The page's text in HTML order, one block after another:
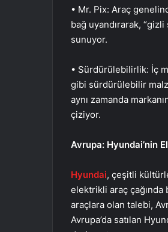
• Mr. Pix: Araç
bağ uyandırarak,
sunuyor.
• Sürdürülebilirlik: İç
gibi sürdürülebilir
aynı zamanda
çiziyor.
Avrupa: Hyundai’nin
Hyundai, çeşitli
elektrikli araç
araçlara olan talebi,
Avrupa’da satılan